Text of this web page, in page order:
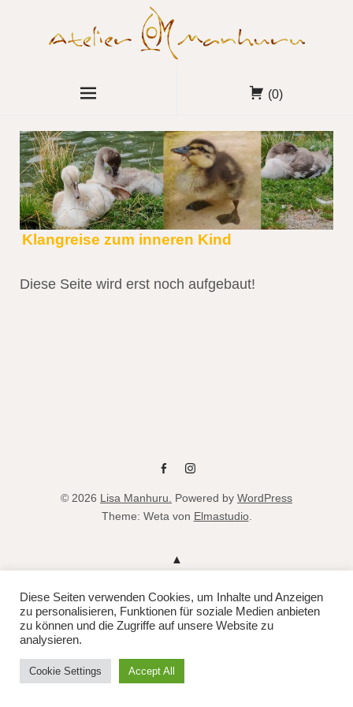
(0)
Klangreise zum inneren Kind
Diese Seite wird erst noch aufgebaut!
fb instag
© 2026 Lisa Manhuru. Powered by WordPress
Theme: Weta von Elmastudio.
Diese Seiten verwenden Cookies, um Inhalte und Anzeigen
zu personalisieren, Funktionen für soziale Medien anbieten
zu können und die Zugriffe auf unsere Website zu
analysieren.
Cookie Settings Accept All